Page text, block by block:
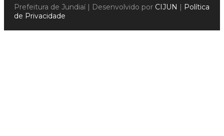
Prefeitura de Jundiaí | Desenvolvido por CIJUN | Política
de Privacidade